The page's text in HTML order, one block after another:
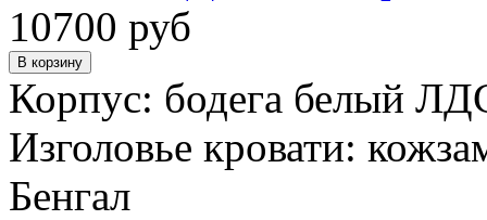
10700 руб
Корпус: бодега белый
Изголовье кровати:
Бенгал